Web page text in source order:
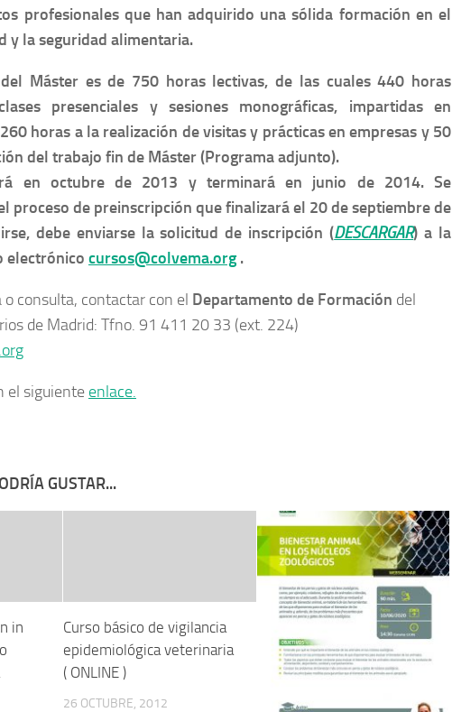
profesionalesque han adquirido una sólida formación en el
y la seguridad alimentaria.
Máster es de 750 horas lectivas, de las cuales 440 horas
presenciales y sesiones monográficas, impartidas en
260 horas a la realización de visitas y prácticas en empresas y 50
del trabajo fin de Máster(Programa adjunto).
en octubre de 2013 y terminará en junio de 2014. Se
proceso de preinscripción que finalizará el 20 de septiembre de
debe enviarse la solicitud de inscripción (DESCARGAR) a la
electrónico cursos@colvema.org.
o consulta, contactar con el Departamento de Formación del
de Madrid: Tfno. 91 411 20 33 (ext. 224)
el siguiente enlace.
GUSTAR...
in
Curso básico de vigilancia
epidemiológica veterinaria
( ONLINE )
26 OCTUBRE, 2012